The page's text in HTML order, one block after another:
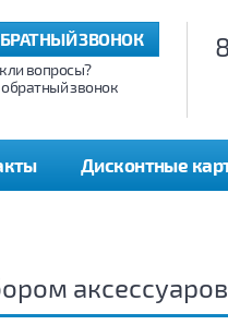
ЗВОНОК
вопросы?
звонок
Дисконтные
аксессуаров